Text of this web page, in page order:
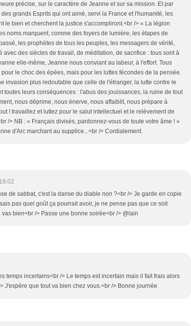
précise, sur le caractère de Jeanne et sur sa mission. Et par
grands Esprits qui ont aimé, servi la France et l'humanité, les
le bien et cherchent la justice s'accompliront.<br /> « La légion
noms marquent, comme des foyers de lumière, les étapes de
les prophètes de tous les peuples, les messagers de vérité,
avec des siècles de travail, de méditation, de sacrifice : tous sont à
elle-même, Jeanne nous conviant au labeur, à l'effort. Tous
le choc des épées, mais pour les luttes fécondes de la pensée.
invasion plus redoutable que celle de l'étranger, la lutte contre le
toutes leurs conséquences : l'abus des jouissances, la ruine de tout
nous déprime, nous énerve, nous affaiblit, nous prépare à
! travaillez et luttez pour le salut intellectuel et le relèvement de
/> NB : « Français divisés, pardonnez-vous de toute votre âme ! »
d'Arc marchant au supplice...<br /> Cordialement.
de sabbat, c'est la danse du diable non ?<br /> Je garde en copie
pas quel goût ça pourrait avoir, je ne pense pas que ce soit
bien<br /> Passe une bonne soirée<br /> @lain
temps incertains<br /> Le temps est incertain mais il fait frais alors
J'espère que tout va bien chez vous.<br /> Bonne journée